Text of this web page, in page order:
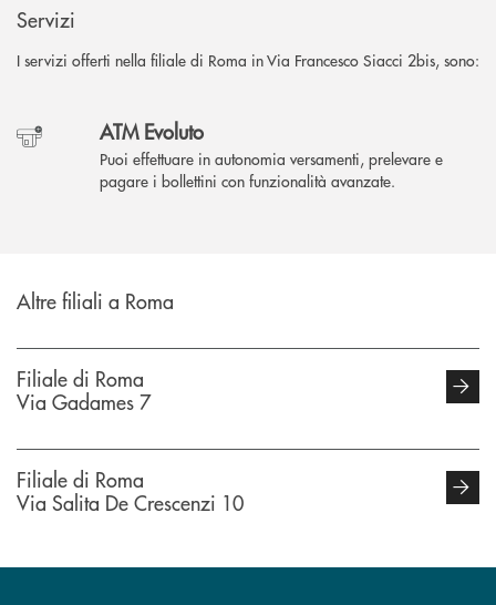
Servizi
I servizi offerti nella filiale di Roma in Via Francesco Siacci 2bis, sono:
ATM Evoluto
Puoi effettuare in autonomia versamenti, prelevare e
pagare i bollettini con funzionalità avanzate.
Altre filiali a Roma
Filiale di Roma
Via Gadames 7
Filiale di Roma
Via Salita De Crescenzi 10